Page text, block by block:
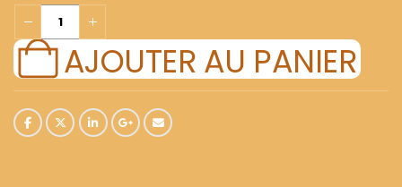
AJOUTER AU PANIER